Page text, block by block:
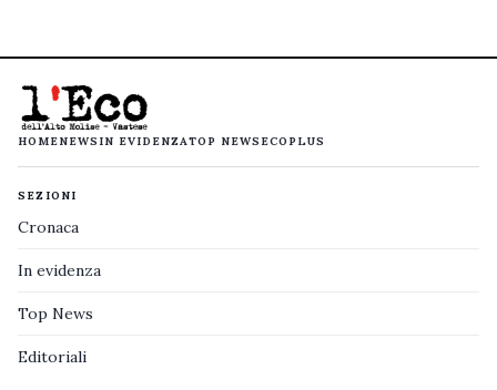
HOMENEWS IN EVIDENZATOP NEWS ECOPLUS
SEZIONI
Cronaca
In evidenza
Top News
Editoriali